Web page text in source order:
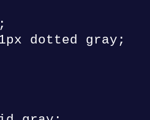
dotted gray;